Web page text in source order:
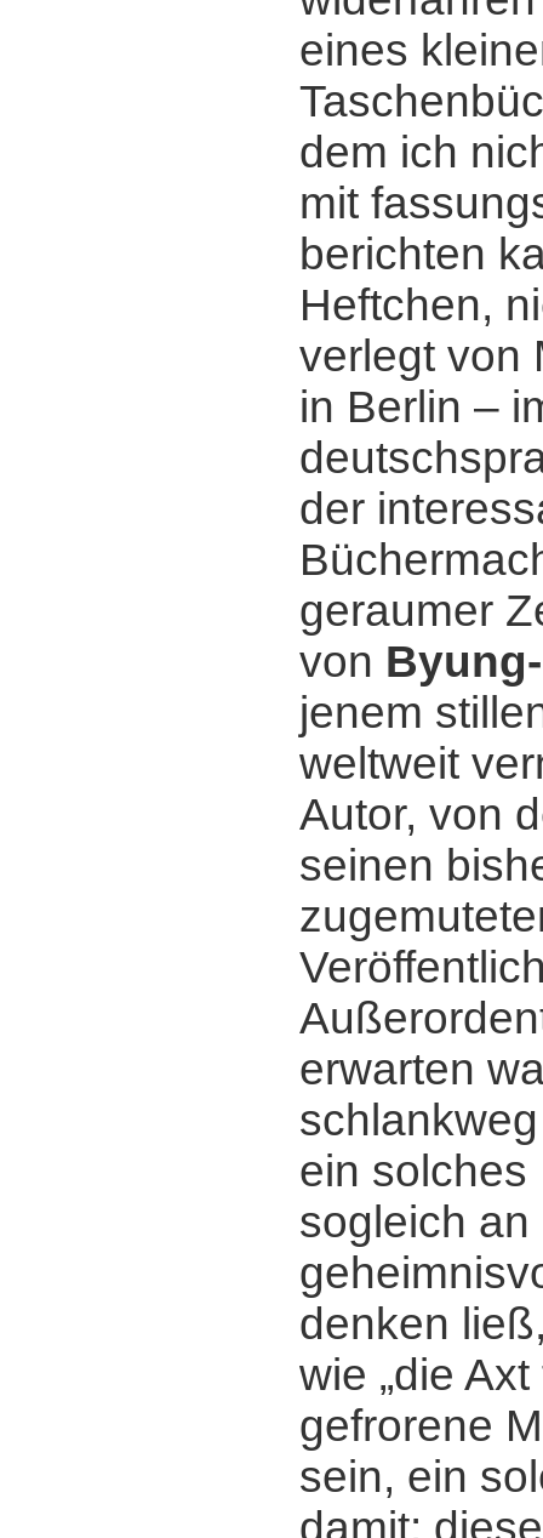
eines
dem ich
mit
berichten
Heftchen,
verlegt von
in Berlin ‒
der
geraumer
von
jenem
weltweit
Autor, von
seinen
erwarten
ein solches
sogleich an
denken
wie „die
gefrorene
sein, ein
damit: